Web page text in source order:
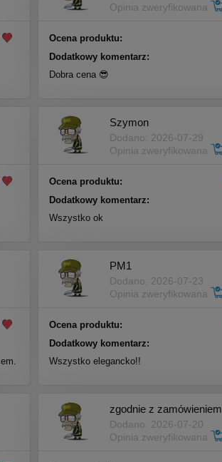
Opinia zweryfikowana
Ocena produktu:
Dodatkowy komentarz:
Dobra cena 😎
Szymon
Dodano: 2026-07-29
Opinia zweryfikowana
Ocena produktu:
Dodatkowy komentarz:
Wszystko ok
PM1
Dodano: 2026-07-23
Opinia zweryfikowana
Ocena produktu:
Dodatkowy komentarz:
Wszystko elegancko!!
zgodnie z zamówieniem
Dodano: 2026-07-20
Opinia zweryfikowana